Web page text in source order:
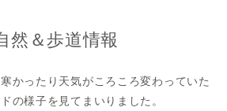
然＆歩道情報
かったり天気がころころ変わっていた
の様子を見てまいりました。